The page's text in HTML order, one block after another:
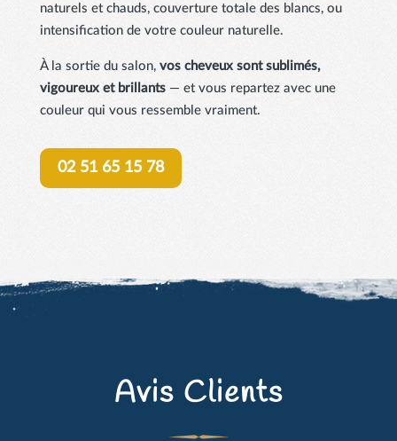
naturels et chauds, couverture totale des blancs, ou
intensification de votre couleur naturelle.
À la sortie du salon, vos cheveux sont sublimés,
vigoureux et brillants— et vous repartez avec une
couleur qui vous ressemble vraiment.
02 51 65 15 78
Avis Clients